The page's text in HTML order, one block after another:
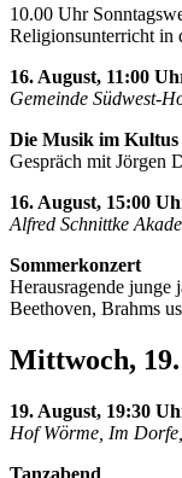
10.00 Uhr
Religionsunterricht in
16. August, 11:00
Gemeinde Südwest-
Die Musik im Kultus
Gespräch mit Jörgen
16. August, 15:00
Alfred Schnittke
Sommerkonzert
Herausragende junge
Beethoven, Brahms
Mittwoch,
19. August, 19:30
Hof Wörme, Im
Tanzabend